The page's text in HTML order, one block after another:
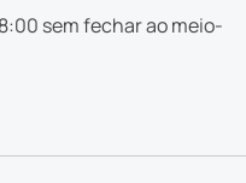
sem fechar ao meio-